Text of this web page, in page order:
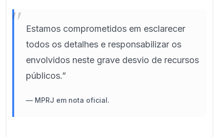
"
Estamos comprometidos em esclarecer
todos os detalhes e responsabilizar os
envolvidos neste grave desvio de recursos
públicos.”
— MPRJ em nota oficial.